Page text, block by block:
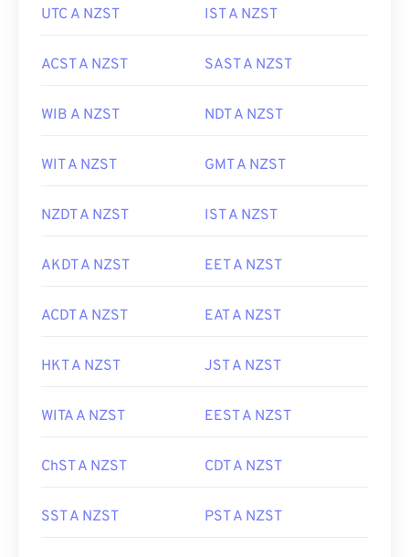
UTC A NZST IST A NZST
ACST A NZST SAST A NZST
WIB A NZST NDT A NZST
WIT A NZST GMT A NZST
NZDT A NZST IST A NZST
AKDT A NZST EET A NZST
ACDT A NZST EAT A NZST
HKT A NZST JST A NZST
WITA A NZST EEST A NZST
ChST A NZST CDT A NZST
SST A NZST PST A NZST